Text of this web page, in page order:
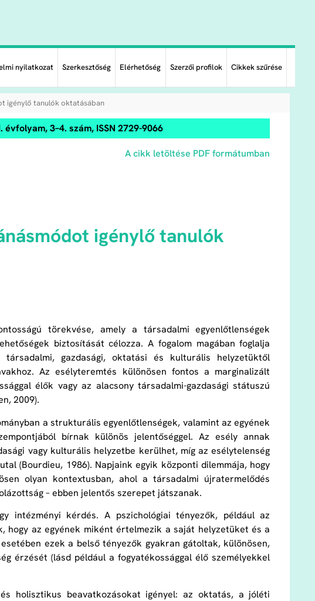
nyilatkozat Szerkesztőség Elérhetőség Szerzői profilok Cikkek szűrése
igénylő tanulók oktatásában
3–4. szám, ISSN 2729-9066
A cikk letöltése PDF formátumban
igénylő tanulók
törekvése, amely a társadalmi egyenlőtlenségek
biztosítását célozza. A fogalom magában foglalja
gazdasági, oktatási és kulturális helyzetüktől
Az esélyteremtés különösen fontos a marginalizált
élők vagy az alacsony társadalmi-gazdasági státuszú
2009).
a strukturális egyenlőtlenségek, valamint az egyének
bírnak különös jelentőséggel. Az esély annak
vagy kulturális helyzetbe kerülhet, míg az esélytelenség
(Bourdieu, 1986). Napjaink egyik központi dilemmája, hogy
olyan kontextusban, ahol a társadalmi újratermelődés
– ebben jelentős szerepet játszanak.
intézményi kérdés. A pszichológiai tényezők, például az
hogy az egyének miként értelmezik a saját helyzetüket és a
ezek a belső tényezők gyakran gátoltak, különösen,
érzését (lásd például a fogyatékossággal élő személyekkel
holisztikus beavatkozásokat igényel: az oktatás, a jóléti